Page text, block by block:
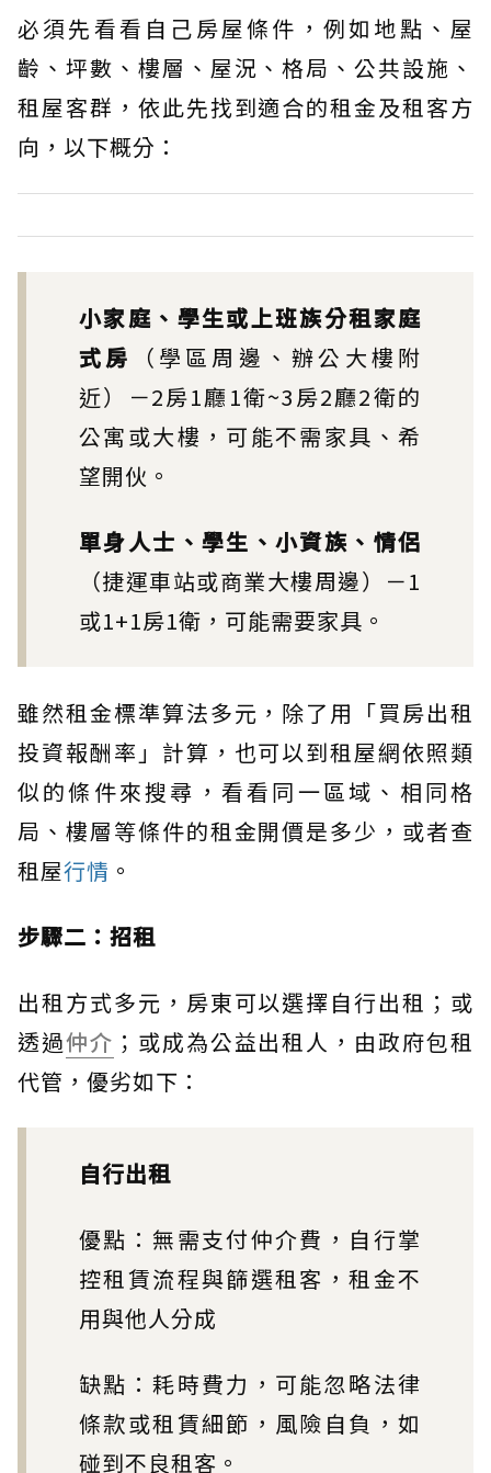
必須先看看自己房屋條件，例如地點、屋
齡、坪數、樓層、屋況、格局、公共設施、
租屋客群，依此先找到適合的租金及租客方
向，以下概分：
小家庭、學生或上班族分租家庭
式房
（學區周邊、辦公大樓附
近）－2房1廳1衛~3房2廳2衛的
公寓或大樓，可能不需家具、希
望開伙。
單身人士、學生、小資族、情侶
（捷運車站或商業大樓周邊）－1
或1+1房1衛，可能需要家具。
雖然租金標準算法多元，除了用「買房出租
投資報酬率」計算，也可以到租屋網依照類
似的條件來搜尋，看看同一區域、相同格
局、樓層等條件的租金開價是多少，或者查
租屋行情 。
步驟二：招租
出租方式多元，房東可以選擇自行出租；或
透過仲介 ；或成為公益出租人，由政府包租
代管，優劣如下：
自行出租
優點：無需支付仲介費，自行掌
控租賃流程與篩選租客，租金不
用與他人分成
缺點：耗時費力，可能忽略法律
條款或租賃細節，風險自負，如
碰到不良租客。